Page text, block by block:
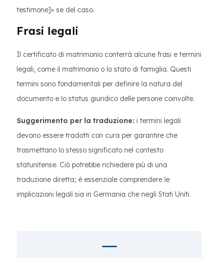
testimone]» se del caso.
Frasi legali
Il certificato di matrimonio conterrà alcune frasi e termini
legali, come il matrimonio o lo stato di famiglia. Questi
termini sono fondamentali per definire la natura del
documento e lo status giuridico delle persone coinvolte.
Suggerimento per la traduzione: i termini legali
devono essere tradotti con cura per garantire che
trasmettano lo stesso significato nel contesto
statunitense. Ciò potrebbe richiedere più di una
traduzione diretta; è essenziale comprendere le
implicazioni legali sia in Germania che negli Stati Uniti.